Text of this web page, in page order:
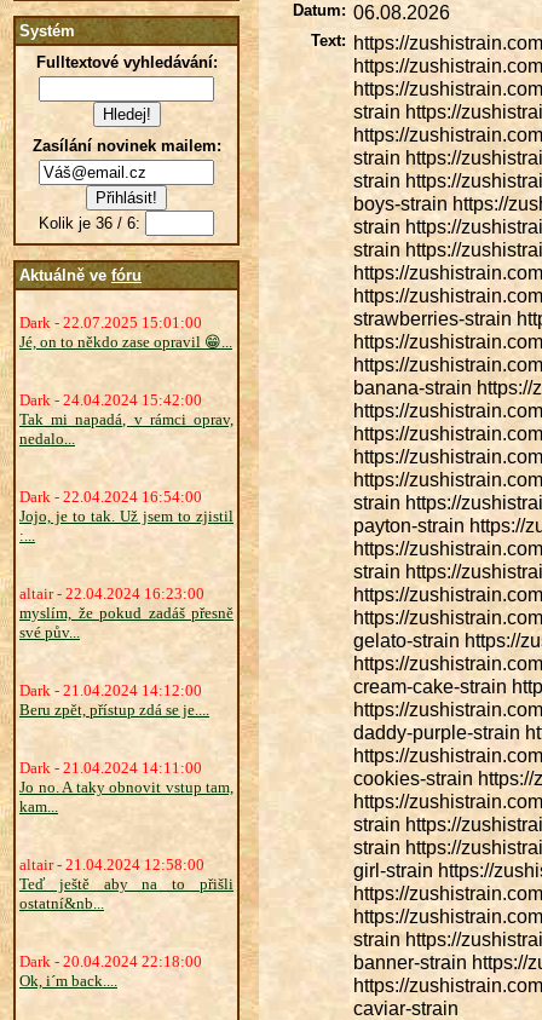
Systém
Fulltextové vyhledávání:
Zasílání novinek mailem:
Kolik je 36 / 6:
Aktuálně ve fóru
Dark - 22.07.2025 15:01:00
Jé, on to někdo zase opravil 😁...
Dark - 24.04.2024 15:42:00
Tak mi napadá, v rámci oprav,
nedalo...
Dark - 22.04.2024 16:54:00
Jojo, je to tak. Už jsem to zjistil
:...
altair - 22.04.2024 16:23:00
myslím, že pokud zadáš přesně
své pův...
Dark - 21.04.2024 14:12:00
Beru zpět, přístup zdá se je....
Dark - 21.04.2024 14:11:00
Jo no. A taky obnovit vstup tam,
kam...
altair - 21.04.2024 12:58:00
Teď ještě aby na to přišli
ostatní&nb...
Dark - 20.04.2024 22:18:00
Ok, i´m back....
Datum: 06.08.2026
Text: https://
https://
https://
strain https://
https://
strain https://
strain https://
boys-strain https://
strain https://
strain https://
https://
https://
strawberries-strain
https://
https://
banana-strain https://
https://
https://
https://
https://
strain https://
payton-strain https://
https://
strain https://
https://
https://
gelato-strain https://
https://
cream-cake-strain
https://
daddy-purple-strain
https://
cookies-strain https://
https://
strain https://
strain https://
girl-strain https://
https://
https://
strain https://
banner-strain https://
https://
caviar-strain